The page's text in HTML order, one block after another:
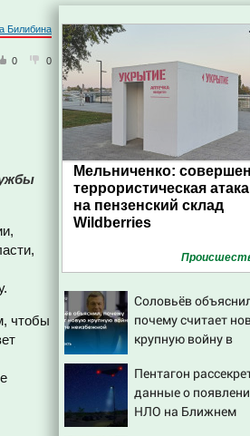
Билибина
0 0
чтобы
Мельниченко:
террористическая атака
на пензенский склад
Wildberries
Соловьёв
почему считает
крупную войну в
Пентагон
данные о
НЛО на Ближнем